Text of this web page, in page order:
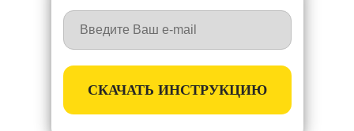
СКАЧАТЬ ИНСТРУКЦИЮ